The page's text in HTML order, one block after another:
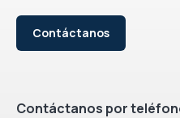
Contáctanos
Contáctanos por